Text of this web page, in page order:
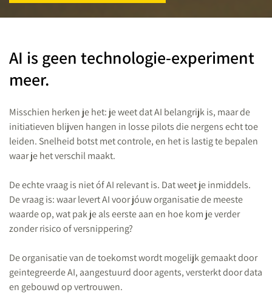
AI is geen technologie-experiment
meer.
Misschien herken je het: je weet dat AI belangrijk is, maar de
initiatieven blijven hangen in losse pilots die nergens echt toe
leiden. Snelheid botst met controle, en het is lastig te bepalen
waar je het verschil maakt.
De echte vraag is niet óf AI relevant is. Dat weet je inmiddels.
De vraag is: waar levert AI voor jóuw organisatie de meeste
waarde op, wat pak je als eerste aan en hoe kom je verder
zonder risico of versnippering?
De organisatie van de toekomst wordt mogelijk gemaakt door
geintegreerde AI, aangestuurd door agents, versterkt door data
en gebouwd op vertrouwen.